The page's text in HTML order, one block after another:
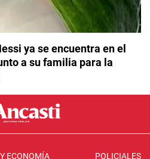
ya se encuentra en el
a su familia para la
ECONOMÍA POLICIALES